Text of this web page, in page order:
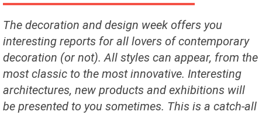
The decoration and design week offers you
interesting reports for all lovers of contemporary
decoration (or not). All styles can appear, from the
most classic to the most innovative. Interesting
architectures, new products and exhibitions will
be presented to you sometimes. This is a catch-all